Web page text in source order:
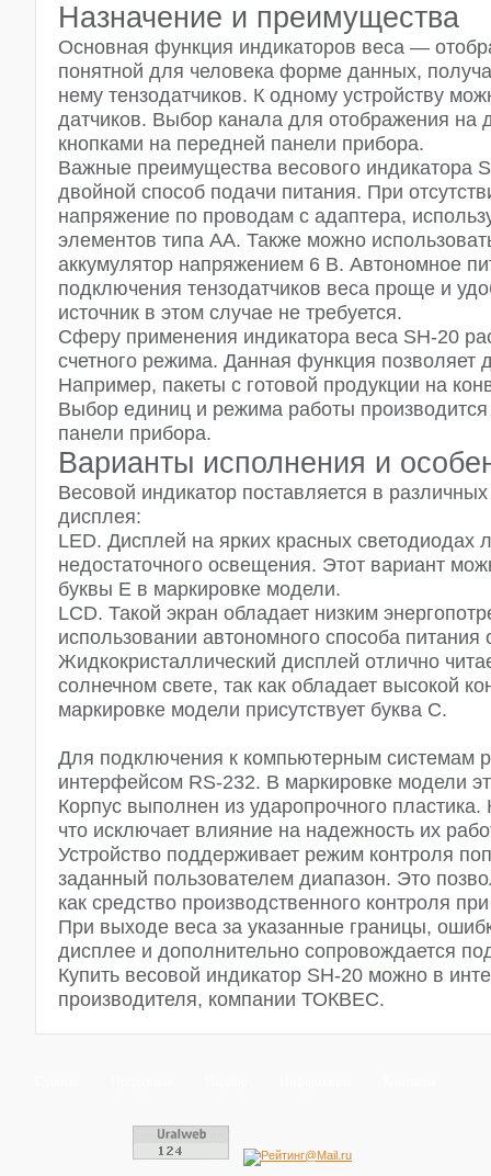
Назначение и преимущества
Основная функция индикаторов веса —
понятной для человека форме данных,
нему тензодатчиков. К одному устройству
датчиков. Выбор канала для отображения на
кнопками на передней панели прибора.
Важные преимущества весового индикатора
двойной способ подачи питания. При
напряжение по проводам с адаптера,
элементов типа AA. Также можно
аккумулятор напряжением 6 В. Автономное
подключения тензодатчиков веса проще и
источник в этом случае не требуется.
Сферу применения индикатора веса SH-20
счетного режима. Данная функция позволяет
Например, пакеты с готовой продукции на
Выбор единиц и режима работы
панели прибора.
Варианты исполнения и
Весовой индикатор поставляется в
дисплея:
LED. Дисплей на ярких красных светодиодах
недостаточного освещения. Этот вариант
буквы E в маркировке модели.
LCD. Такой экран обладает низким
использовании автономного способа питания
Жидкокристаллический дисплей отлично
солнечном свете, так как обладает высокой
маркировке модели присутствует буква C.
Для подключения к компьютерным системам
интерфейсом RS-232. В маркировке модели
Корпус выполнен из ударопрочного
что исключает влияние на надежность их
Устройство поддерживает режим контроля
заданный пользователем диапазон. Это
как средство производственного контроля
При выходе веса за указанные границы,
дисплее и дополнительно сопровождается
Купить весовой индикатор SH-20 можно в
производителя, компании ТОКВЕС.